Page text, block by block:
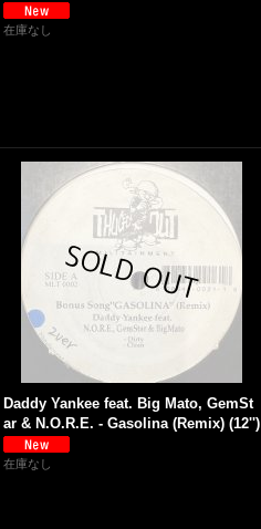
在庫なし
Daddy Yankee feat. Big Mato, GemSt
ar & N.O.R.E. - Gasolina (Remix) (12'')
在庫なし